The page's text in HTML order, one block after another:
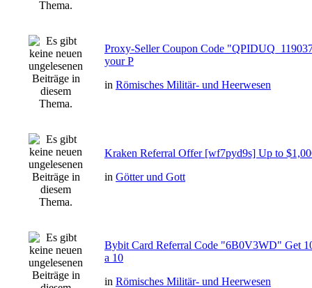
Proxy-Seller Coupon Code
your P
in Römisches Militär- und Heerwesen
Kraken Referral Offer [wf7pyd9s] Up to
in Götter und Gott
Bybit Card Referral Code "6B0V3WD" Get
a 10
in Römisches Militär- und Heerwesen